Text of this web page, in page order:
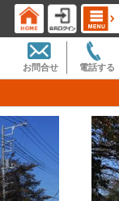
電話する
お問合せ